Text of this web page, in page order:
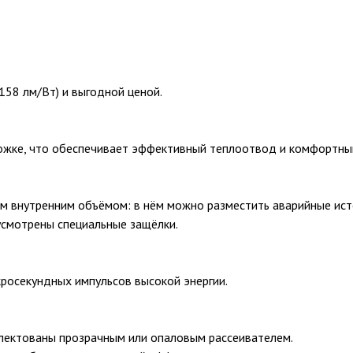
лм/Вт) и выгодной ценой.
что обеспечивает эффективный теплоотвод и
объёмом: в нём можно разместить аварийные
специальные защёлки.
импульсов высокой энергии.
прозрачным или опаловым рассеивателем.